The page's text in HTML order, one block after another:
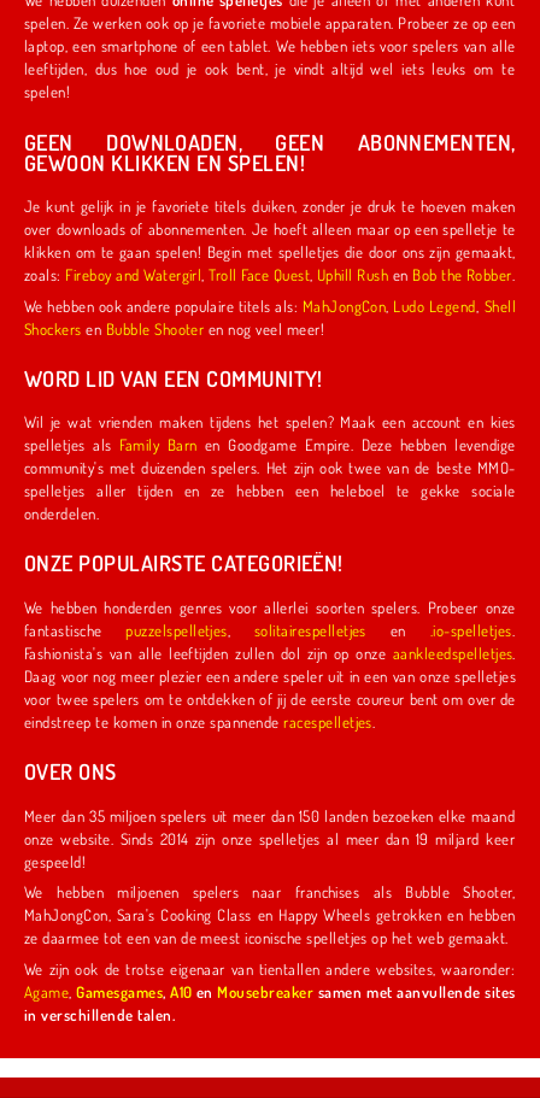
spelen. Ze werken ook op je favoriete mobiele apparaten. Probeer ze op een
laptop, een smartphone of een tablet. We hebben iets voor spelers van alle
leeftijden, dus hoe oud je ook bent, je vindt altijd wel iets leuks om te
spelen!
GEEN DOWNLOADEN, GEEN ABONNEMENTEN,
GEWOON KLIKKEN EN SPELEN!
Je kunt gelijk in je favoriete titels duiken, zonder je druk te hoeven maken
over downloads of abonnementen. Je hoeft alleen maar op een spelletje te
klikken om te gaan spelen! Begin met spelletjes die door ons zijn gemaakt,
zoals:
Fireboy and Watergirl ,Troll Face Quest Uphill Rush en Bob the Robber
We hebben ook andere populaire titels als: MahJongCon Ludo Legend Shell
Shockers en Bubble Shooter en nog veel meer!
WORD LID VAN EEN COMMUNITY!
Wil je wat vrienden maken tijdens het spelen? Maak een account en kies
spelletjes als
Family Barn en Goodgame Empire. Deze hebben levendige
community's met duizenden spelers. Het zijn ook twee van de beste MMO-
spelletjes aller tijden en ze hebben een heleboel te gekke sociale
onderdelen.
ONZE POPULAIRSTE CATEGORIEËN!
We hebben honderden genres voor allerlei soorten spelers. Probeer onze
fantastischepuzzelspelletjes solitairespelletjes en .io-spelletjes
Fashionista's van alle leeftijden zullen dol zijn op onze aankleedspelletjes
Daag voor nog meer plezier een andere speler uit in een van onze spelletjes
voor twee spelers om te ontdekken of jij de eerste coureur bent om over de
eindstreep te komen in onze spannenderacespelletjes
OVER ONS
Meer dan 35 miljoen spelers uit meer dan 150 landen bezoeken elke maand
onze website. Sinds 2014 zijn onze spelletjes al meer dan 19 miljard keer
gespeeld!
We hebben miljoenen spelers naar franchises als Bubble Shooter,
MahJongCon, Sara's Cooking Class en Happy Wheels getrokken en hebben
ze daarmee tot een van de meest iconische spelletjes op het web gemaakt.
We zijn ook de trotse eigenaar van tientallen andere websites, waaronder:
Agame ,Gamesgames,A10 enMousebreaker samen met aanvullende sites
in verschillende talen.